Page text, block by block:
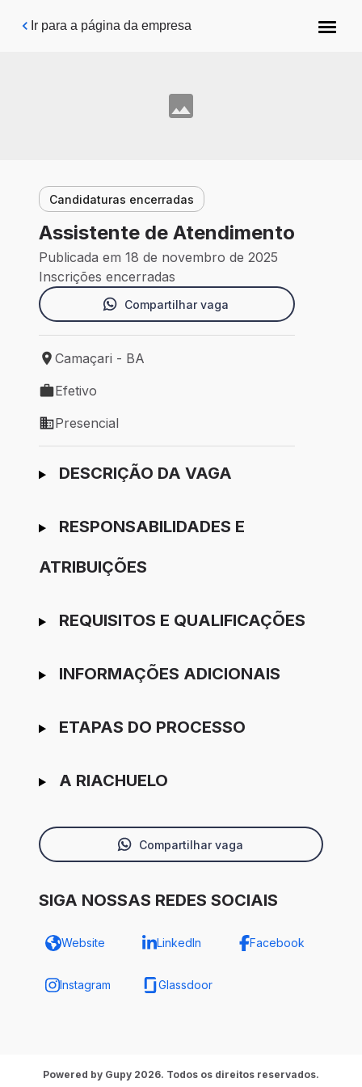
Pular para o conteúdo principal
Ir para a página da empresa
Candidaturas encerradas
Assistente de Atendimento
Publicada em 18 de novembro de 2025
Inscrições encerradas
Compartilhar vaga
Local de trabalho: Camaçari - BA
Camaçari - BA
Tipo de vaga: Efetivo
Efetivo
Modelo de trabalho: Presencial
Presencial
Ir para candidatura
DESCRIÇÃO DA VAGA
RESPONSABILIDADES E
ATRIBUIÇÕES
REQUISITOS E QUALIFICAÇÕES
INFORMAÇÕES ADICIONAIS
ETAPAS DO PROCESSO
A RIACHUELO
Compartilhar vaga
SIGA NOSSAS REDES SOCIAIS
Website LinkedIn Facebook
Instagram Glassdoor
Powered by Gupy 2026. Todos os direitos reservados.